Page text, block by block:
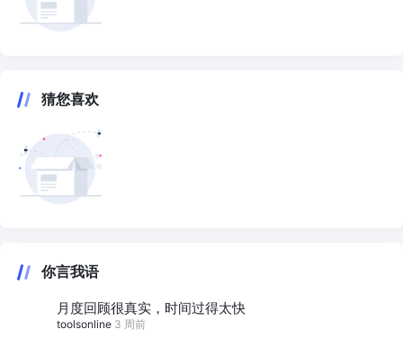
猜您喜欢
你言我语
月度回顾很真实，时间过得太快
toolsonline 3 周前